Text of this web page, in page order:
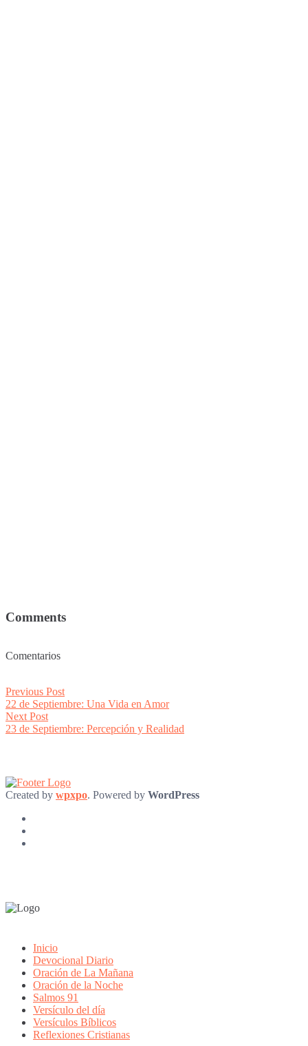
Comments
Comentarios
Post
navigation
Previous PostPrevious
post:
22 de Septiembre: Una Vida en Amor
Next PostNext
post:
23 de Septiembre: Percepción y Realidad
Created by wpxpo. Powered by WordPress
Inicio
Devocional Diario
Oración de La Mañana
Oración de la Noche
Salmos 91
Versículo del día
Versículos Bíblicos
Reflexiones Cristianas